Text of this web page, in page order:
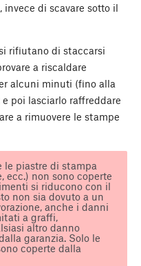
di scavare sotto il
rifiutano di staccarsi
a riscaldare
alcuni minuti (fino alla
poi lasciarlo raffreddare
a rimuovere le stampe
le piastre di stampa
ecc.) non sono coperte
si riducono con il
non sia dovuto a un
anche i danni
a graffi,
altro danno
garanzia. Solo le
coperte dalla